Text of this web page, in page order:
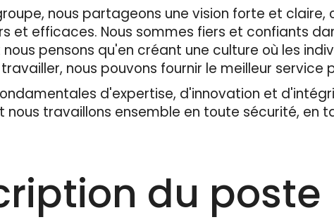
nous partageons une vision forte et
et efficaces. Nous sommes fiers et confiants
nous pensons qu'en créant une culture où les
nous pouvons fournir le meilleur service
d'expertise, d'innovation et
nous travaillons ensemble en toute sécurité, en
du poste